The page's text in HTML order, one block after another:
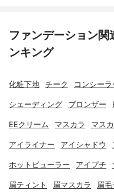
ファンデーション
ンキング
化粧下地 チーク コンシーラ
シェーディング ブロンザー
EEクリーム マスカラ マス
アイライナー アイシャドウ
ホットビューラー アイプチ
眉ティント 眉マスカラ 眉